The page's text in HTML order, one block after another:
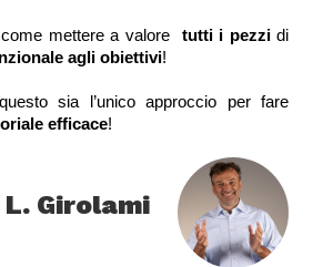
mettere a valore tutti i pezzi di
agli obiettivi!
efficace!
Girolami